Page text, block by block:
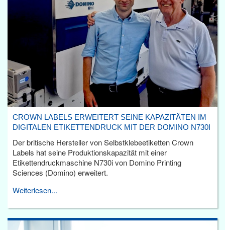
CROWN LABELS ERWEITERT SEINE KAPAZITÄTEN IM
DIGITALEN ETIKETTENDRUCK MIT DER DOMINO N730I
Der britische Hersteller von Selbstklebeetiketten Crown
Labels hat seine Produktionskapazität mit einer
Etikettendruckmaschine N730i von Domino Printing
Sciences (Domino) erweitert.
Weiterlesen...